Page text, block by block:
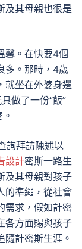
及其母親也很是
馨。在快要4個
多。那時，4歲
就坐在外婆身邊
做了一份“飯”
詢拜訪陳述以
設計密斯一路生
及其母親對孩子
的準繩，從社會
需求，假如計密
各方面賜與孩子
計密斯生涯。